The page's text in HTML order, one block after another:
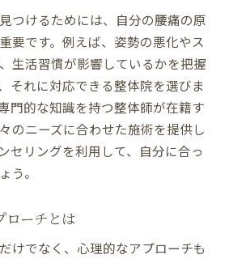
つけるためには、自分の腰痛の原
要です。例えば、姿勢の悪化やス
生活習慣が影響しているかを把握
それに対応できる整体院を選びま
門的な知識を持つ整体師が在籍す
のニーズに合わせた施術を提供し
セリングを利用して、自分に合っ
う。
ローチとは
けでなく、心理的なアプローチも